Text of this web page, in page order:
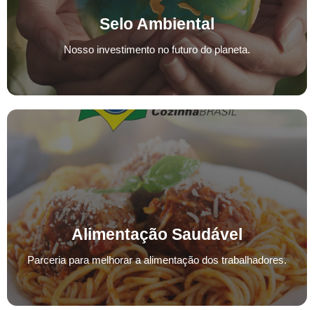
Selo Ambiental
Nosso investimento no futuro do planeta.
Selo Ambiental
Nosso investimento no futuro do planeta.
Alimentação Saudável
Parceria para melhorar a alimentação dos trabalhadores.
Alimentação Saudável
Parceria para melhorar a alimentação dos trabalhadores.